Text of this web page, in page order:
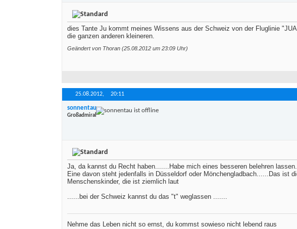
dies Tante Ju kommt meines Wissens aus der Schweiz von der Fluglinie
die ganzen anderen kleineren.
Geändert von Thoran (25.08.2012 um 23:09 Uhr)
25.08.2012, 20:11
sonnentau
Großadmiral
Ja, da kannst du Recht haben.......Habe mich eines besseren belehren
Eine davon steht jedenfalls in Düsseldorf oder Mönchengladbach......Das ist
Menschenskinder, die ist ziemlich laut
......bei der Schweiz kannst du das "t" weglassen .......
Nehme das Leben nicht so ernst, du kommst sowieso nicht lebend raus